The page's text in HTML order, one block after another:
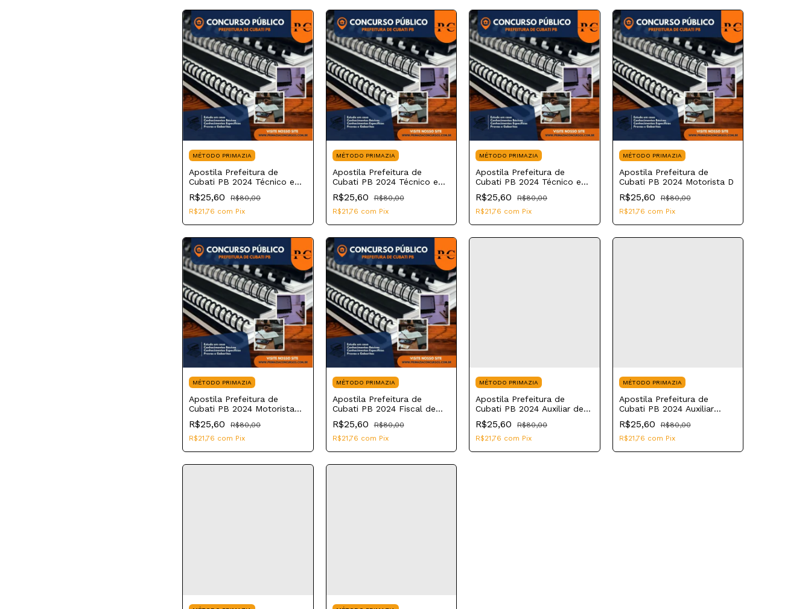
MÉTODO PRIMAZIA
Apostila Prefeitura de
Cubati PB 2024 Técnico em
Enfermagem SMS
R$25,60
R$80,00
R$21,76 com Pix
MÉTODO PRIMAZIA
Apostila Prefeitura de
Cubati PB 2024 Técnico em
Enfermagem
R$25,60
R$80,00
R$21,76 com Pix
MÉTODO PRIMAZIA
Apostila Prefeitura de
Cubati PB 2024 Técnico em
Enfermagem ESF
R$25,60
R$80,00
R$21,76 com Pix
MÉTODO PRIMAZIA
Apostila Prefeitura de
Cubati PB 2024 Motorista D
R$25,60
R$80,00
R$21,76 com Pix
MÉTODO PRIMAZIA
Apostila Prefeitura de
Cubati PB 2024 Motorista
Condutor Socorrista
R$25,60
R$80,00
R$21,76 com Pix
MÉTODO PRIMAZIA
Apostila Prefeitura de
Cubati PB 2024 Fiscal de
Obras e Posturas
R$25,60
R$80,00
R$21,76 com Pix
MÉTODO PRIMAZIA
Apostila Prefeitura de
Cubati PB 2024 Auxiliar de
Consultório Dentário
R$25,60
R$80,00
R$21,76 com Pix
MÉTODO PRIMAZIA
Apostila Prefeitura de
Cubati PB 2024 Auxiliar
Administrativo
R$25,60
R$80,00
R$21,76 com Pix